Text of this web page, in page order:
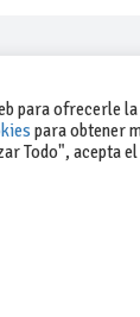
legal y
para ofrecerle
para obtener
Todo", acepta